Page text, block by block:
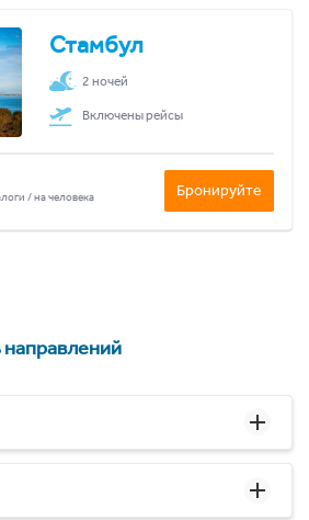
Стамбул
2 ночей
Включены рейсы
/ на человека Бронируйте
направлений